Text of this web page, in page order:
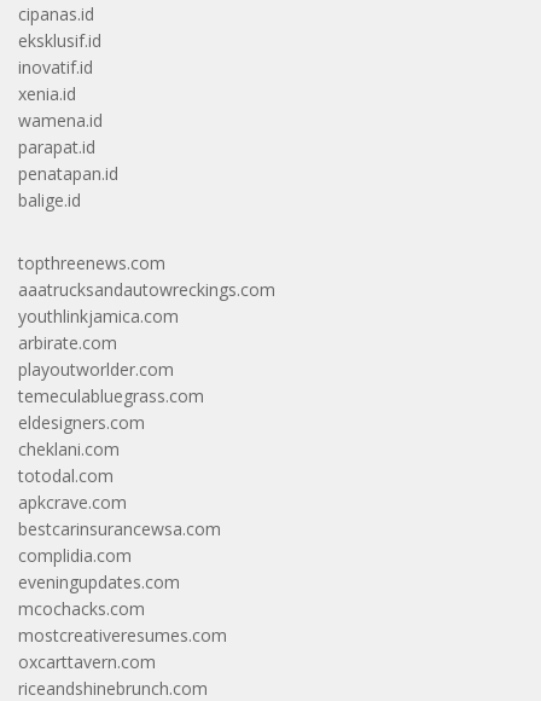
cipanas.id
eksklusif.id
inovatif.id
xenia.id
wamena.id
parapat.id
penatapan.id
balige.id
topthreenews.com
aaatrucksandautowreckings.com
youthlinkjamica.com
arbirate.com
playoutworlder.com
temeculabluegrass.com
eldesigners.com
cheklani.com
totodal.com
apkcrave.com
bestcarinsurancewsa.com
complidia.com
eveningupdates.com
mcochacks.com
mostcreativeresumes.com
oxcarttavern.com
riceandshinebrunch.com